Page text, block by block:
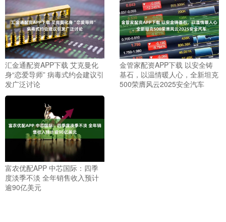
汇金通配资APP下载 艾克曼化
身“恋爱导师” 病毒式约会建议引
发广泛讨论
金管家配资APP下载 以安全铸
基石，以温情暖人心，全新坦克
500荣膺风云2025安全汽车
富农优配APP 中芯国际：四季
度淡季不淡 全年销售收入预计
逾90亿美元